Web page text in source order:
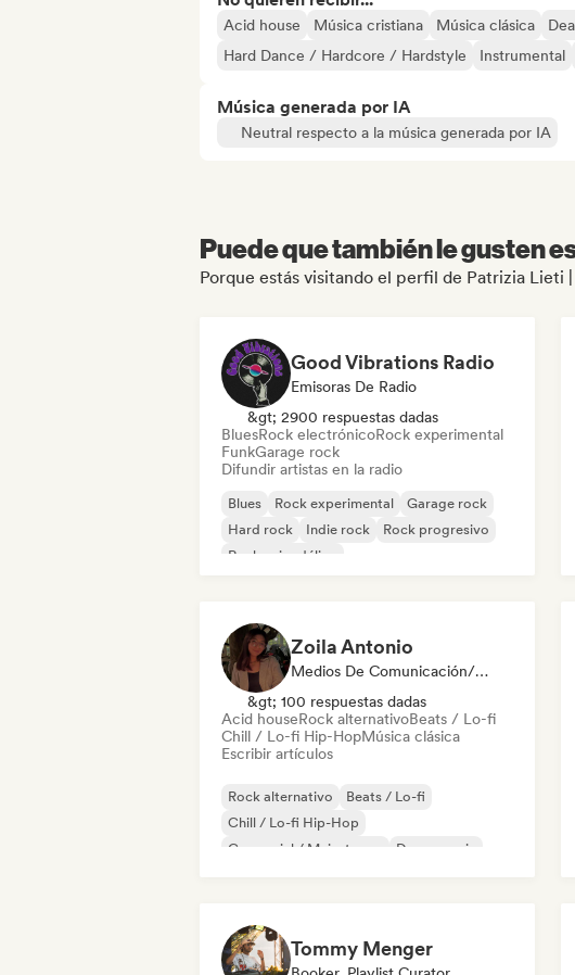
Acid house Música cristiana Música clásica
Hard Dance / Hardcore / Hardstyle
Instrumental
Música generada por IA
Neutral respecto a la música generada por IA
Puede que también le gusten
Porque estás visitando el perfil de Patrizia Lieti
Good Vibrations Radio
Emisoras De Radio
&gt; 2900 respuestas dadas
BluesRock electrónicoRock experimental
FunkGarage rock
Difundir artistas en la radio
Blues Rock experimental
Garage rock
Hard rock
Indie rock
Rock progresivo
Rock psicodélico
Zoila Antonio
Medios De Comunicación/Periodista
&gt; 100 respuestas dadas
Acid houseRock alternativoBeats / Lo-fi
Chill / Lo-fi Hip-HopMúsica clásica
Escribir artículos
Rock alternativo
Beats / Lo-fi
Chill / Lo-fi Hip-Hop
Comercial / Mainstream
Dance music
Tommy Menger